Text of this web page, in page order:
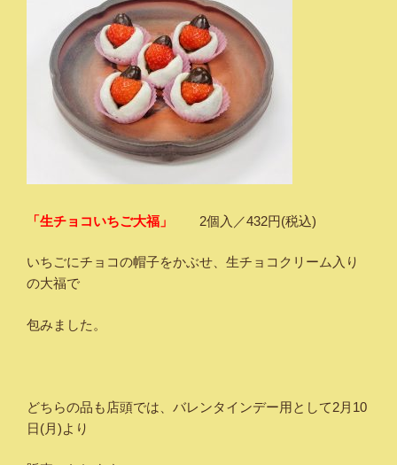
「生チョコいちご大福」 2個入／432円(税込)
いちごにチョコの帽子をかぶせ、生チョコクリーム入り
の大福で
包みました。
どちらの品も店頭では、バレンタインデー用として2月10
日(月)より